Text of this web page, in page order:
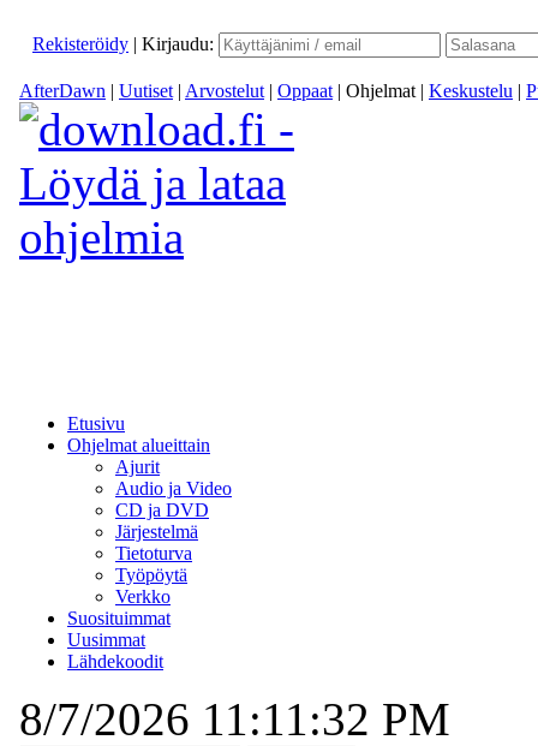
Rekisteröidy | Kirjaudu:
AfterDawn | Uutiset | Arvostelut | Oppaat | Ohjelmat | Keskustelu |
Etusivu
Ohjelmat alueittain
Ajurit
Audio ja Video
CD ja DVD
Järjestelmä
Tietoturva
Työpöytä
Verkko
Suosituimmat
Uusimmat
Lähdekoodit
8/7/2026 11:11:32 PM